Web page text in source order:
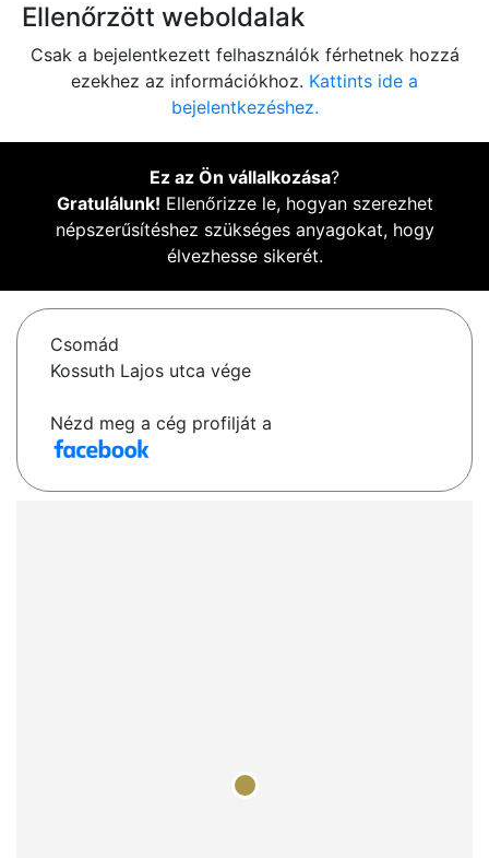
Ellenőrzött weboldalak
Csak a bejelentkezett felhasználók férhetnek hozzá
ezekhez az információkhoz. Kattints ide a
bejelentkezéshez.
Ez az Ön vállalkozása?
Gratulálunk! Ellenőrizze le, hogyan szerezhet
népszerűsítéshez szükséges anyagokat, hogy
élvezhesse sikerét.
Csomád
Kossuth Lajos utca vége
Nézd meg a cég profilját a